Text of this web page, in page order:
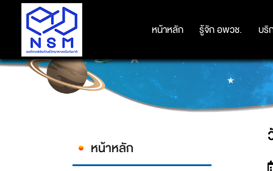
หน้าหลัก รู้จัก อพวช. บริ
หน้าหลัก รู้จัก อพวช. บริ
หน้าหลัก